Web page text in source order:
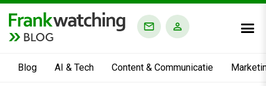
BLOG
Blog AI & Tech Content & Communicatie